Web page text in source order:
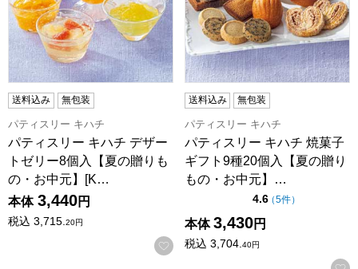
送料込み 無包装
パティスリー キハチ
パティスリー キハチ デザー
トゼリー8個入【夏の贈りも
の・お中元】[K…
本体 3,440円
税込 3,715.20円
お気に入りに登録する
送料込み 無包装
パティスリー キハチ
パティスリー キハチ 焼菓子
ギフト9種20個入【夏の贈り
もの・お中元】…
4.6点（5点満点中）
（5件の評価
）
本体 3,430円
税込 3,704.40円